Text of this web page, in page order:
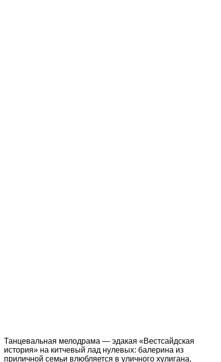
Танцевальная мелодрама — эдакая «Вестсайдская
история» на китчевый лад нулевых: балерина из
приличной семьи влюбляется в уличного хулигана,